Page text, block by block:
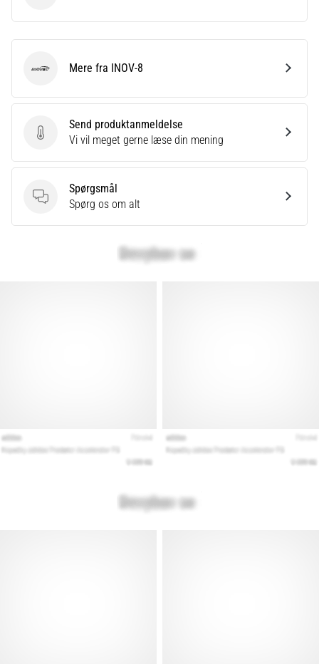
…
Vis
artikler
Send produktanmeldelse
Send produktanmeldelse
Vi vil meget gerne læse din mening
Spørgsmål
Spørgsmål
Spørg os om alt
INOV-8Mere fra INOV-8